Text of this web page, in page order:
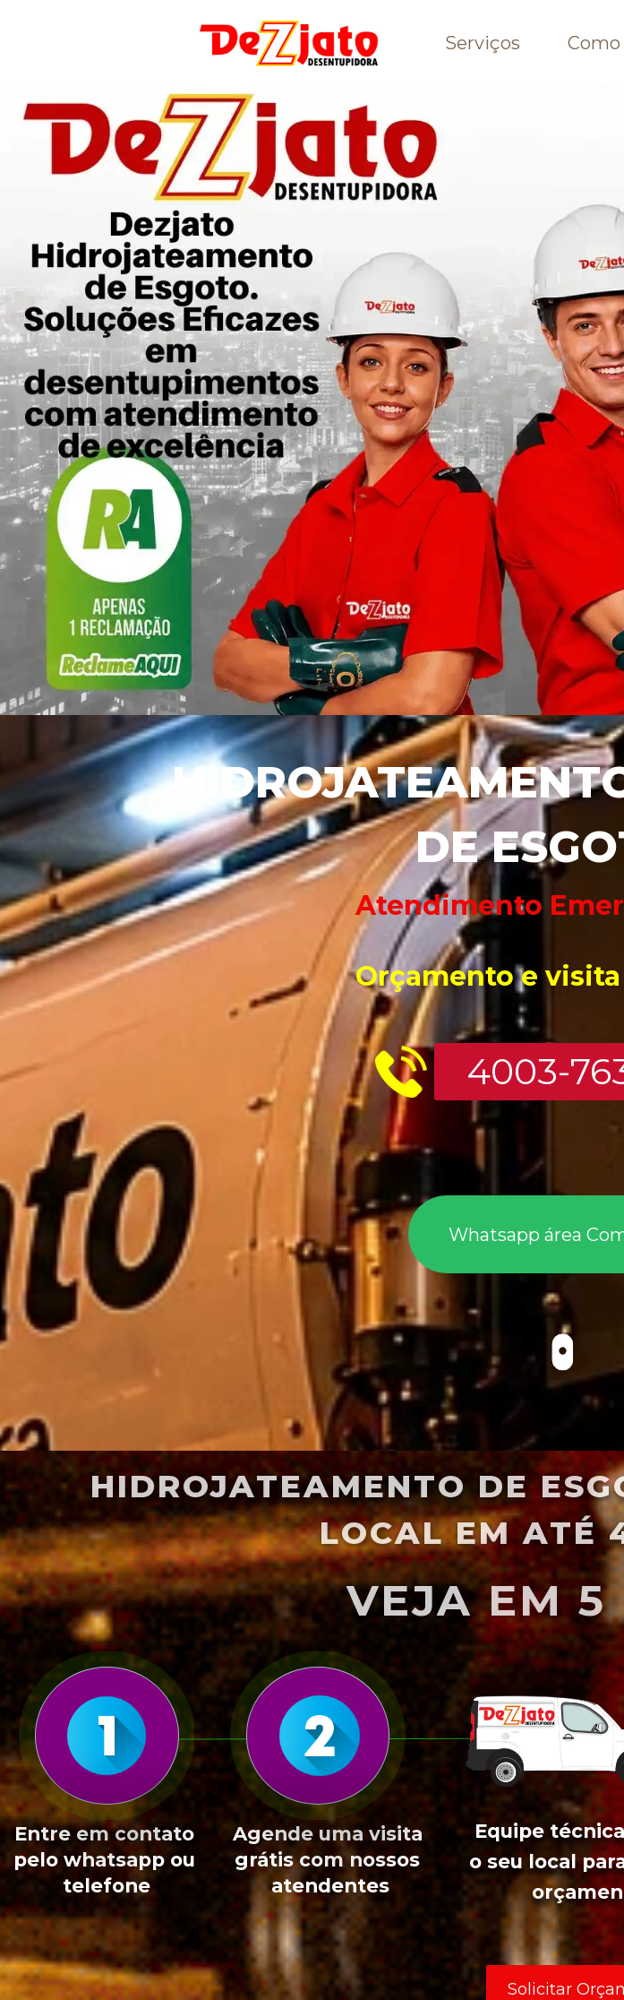
Serviços
DE
Atendimento
Orçamento e vis
4003-
Whatsapp área
HIDROJATEAMENTO DE
LOCAL EM ATÉ
VEJA EM 5
Equipe
o seu local
Entre em contato
pelo whatsapp ou
telefone
Agende uma visita
grátis com nossos
atendentes
Solicitar